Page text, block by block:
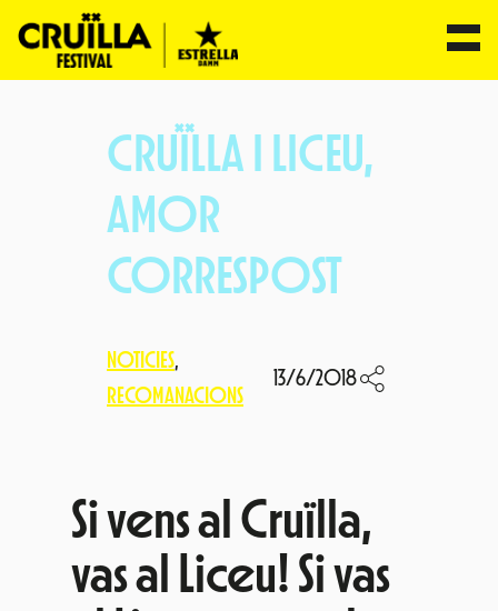
CRUÏLLA I LICEU,
AMOR
CORRESPOST
NOTICIES
RECOMANACIONS
13/6/2018
Si vens al Cruïlla,
vas al Liceu! Si vas